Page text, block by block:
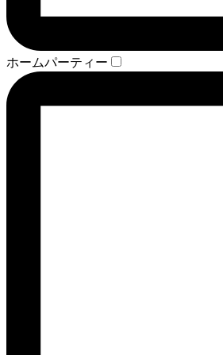
ホームパーティー